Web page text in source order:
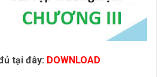
tại đây: DOWNLOAD